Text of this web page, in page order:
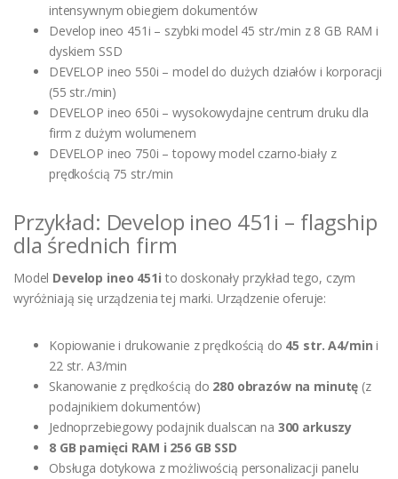
intensywnym obiegiem dokumentów
Develop ineo 451i – szybki model 45 str./min z 8 GB RAM i
dyskiem SSD
DEVELOP ineo 550i – model do dużych działów i korporacji
(55 str./min)
DEVELOP ineo 650i – wysokowydajne centrum druku dla
firm z dużym wolumenem
DEVELOP ineo 750i – topowy model czarno-biały z
prędkością 75 str./min
Przykład: Develop ineo 451i – flagship
dla średnich firm
Model Develop ineo 451i to doskonały przykład tego, czym
wyróżniają się urządzenia tej marki. Urządzenie oferuje:
Kopiowanie i drukowanie z prędkością do 45 str. A4/min i
22 str. A3/min
Skanowanie z prędkością do 280 obrazów na minutę (z
podajnikiem dokumentów)
Jednoprzebiegowy podajnik dualscan na 300 arkuszy
8 GB pamięci RAM i 256 GB SSD
Obsługa dotykowa z możliwością personalizacji panelu